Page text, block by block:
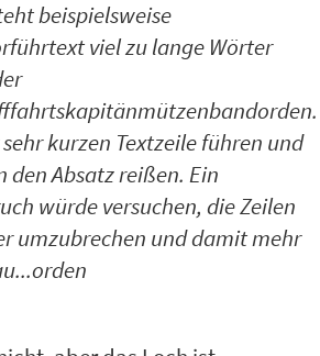
beispielsweise
viel zu lange Wörter
kurzen Textzeile führen und
den Absatz reißen. Ein
würde versuchen, die Zeilen
umzubrechen und damit mehr